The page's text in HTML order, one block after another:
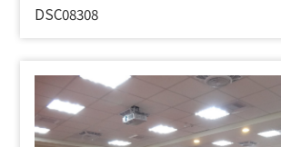
DSC08308